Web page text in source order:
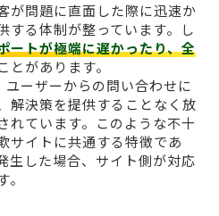
が問題に直面した際に迅速か
する体制が整っています。し
ートが極端に遅かったり、全
とがあります。
ーザーからの問い合わせに
解決策を提供することなく放
れています。このような不十
サイトに共通する特徴であ
生した場合、サイト側が対応